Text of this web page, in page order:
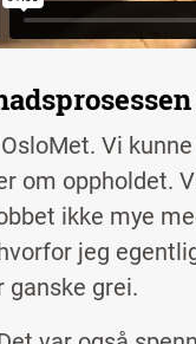
Vi
om oppholdet.
ikke mye
jeg
ganske grei.